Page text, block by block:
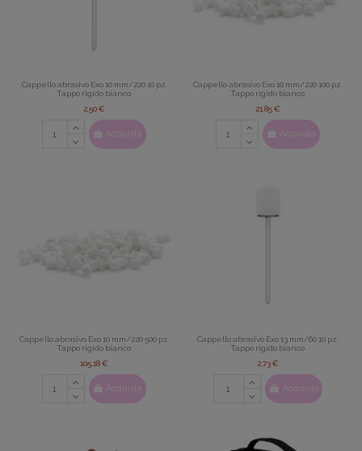
Cappello abrasivo Exo 10 mm/220 10 pz.
Tappo rigido bianco
2,50 €
Acquista
Cappello abrasivo Exo 10 mm/220 100 pz.
Tappo rigido bianco
21,85 €
Acquista
Cappello abrasivo Exo 10 mm/220 500 pz.
Tappo rigido bianco
105,18 €
Acquista
Cappello abrasivo Exo 13 mm/60 10 pz.
Tappo rigido bianco
2,73 €
Acquista